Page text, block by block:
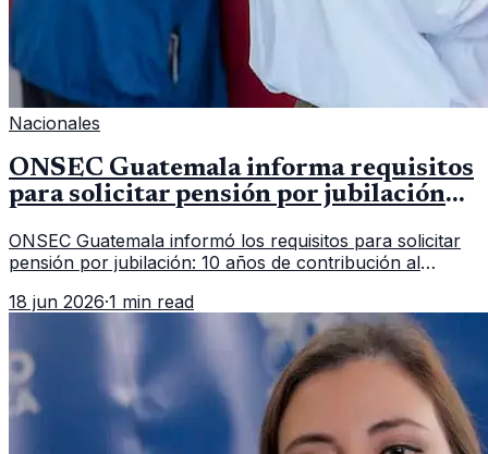
Nacionales
ONSEC Guatemala informa requisitos
para solicitar pensión por jubilación
ONSEC Guatemala informó los requisitos para solicitar
pensión por jubilación: 10 años de contribución al
importar edad.
18 jun 2026·1 min read